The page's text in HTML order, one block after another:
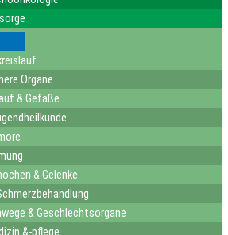
Organe
& Gefäße
& Gelenke
& Geschlechtsorgane
&-pflege